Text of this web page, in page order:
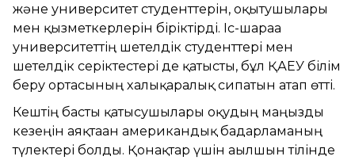
және университет студенттерін, оқытушылары
мен қызметкерлерін біріктірді. Іс-шараға
университеттің шетелдік студенттері мен
шетелдік серіктестері де қатысты, бұл ҚАЕУ білім
беру ортасының халықаралық сипатын атап өтті.
Кештің басты қатысушылары оқудың маңызды
кезеңін аяқтаған американдық бағдарламаның
түлектері болды. Қонақтар үшін ағылшын тілінде